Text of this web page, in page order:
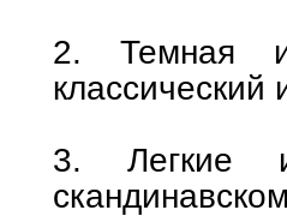
2. Темная и
классический
3. Легкие